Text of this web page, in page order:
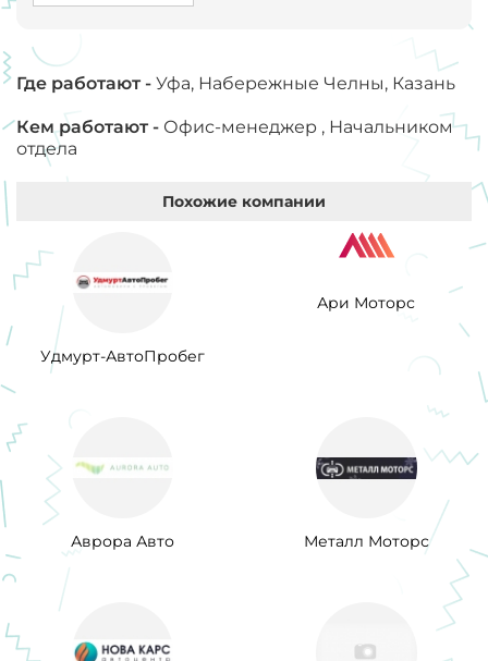
Где работают - Уфа, Набережные Челны, Казань
Кем работают - Офис-менеджер , Начальником
отдела
Похожие компании
Удмурт-АвтоПробег
Ари Моторс
Аврора Авто Металл Моторс